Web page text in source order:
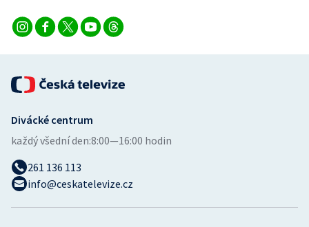
Ostatní
Divácké centrum
každý všední den:8:00—16:00 hodin
261 136 113
info@ceskatelevize.cz